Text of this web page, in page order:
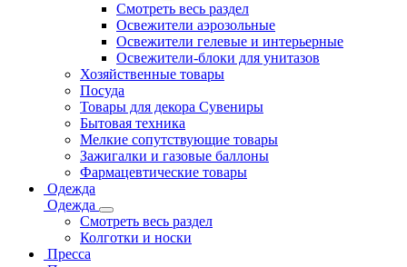
Смотреть весь раздел
Освежители аэрозольные
Освежители гелевые и интерьерные
Освежители-блоки для унитазов
Хозяйственные товары
Посуда
Товары для декора Сувениры
Бытовая техника
Мелкие сопутствующие товары
Зажигалки и газовые баллоны
Фармацевтические товары
Одежда
Одежда
Смотреть весь раздел
Колготки и носки
Пресса